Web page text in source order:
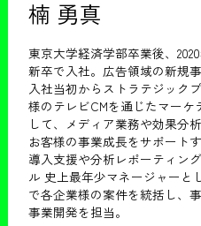
楠 勇真
東京大学経済学部卒業後、
新卒で入社。広告領域の新規
入社当初からストラテジック
様のテレビCMを通じたマー
して、メディア業務や効果分
お客様の事業成長をサポート
導入支援や分析レポーティン
ル 史上最年少マネージャーと
で各企業様の案件を統括し、
事業開発を担当。